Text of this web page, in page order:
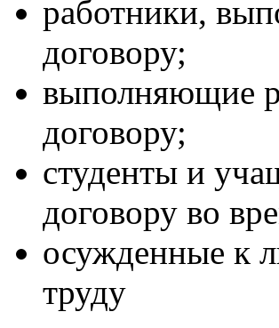
работники,
договору;
выполняющие
договору;
студенты и
договору во
осужденные к
труду